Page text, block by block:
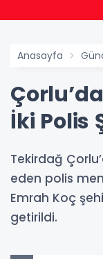
Anasayfa
İki Polis
Tekirdağ
eden polis
Emrah Koç
getirildi.